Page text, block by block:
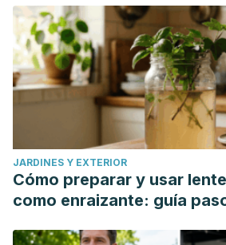
JARDINES Y EXTERIOR
Cómo preparar y usar
como enraizante: guía